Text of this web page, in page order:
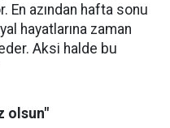
En azından hafta sonu
hayatlarına zaman
Aksi halde bu
olsun"